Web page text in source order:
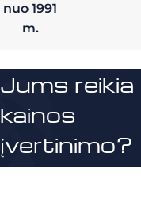
nuo 1991
m.
Jums reikia
kainos
įvertinimo?